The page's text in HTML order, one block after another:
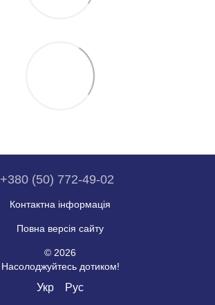
+380 (50) 772-49-02
Контактна інформація
Повна версія сайту
© 2026
Насолоджуйтесь дотиком!
Укр Рус